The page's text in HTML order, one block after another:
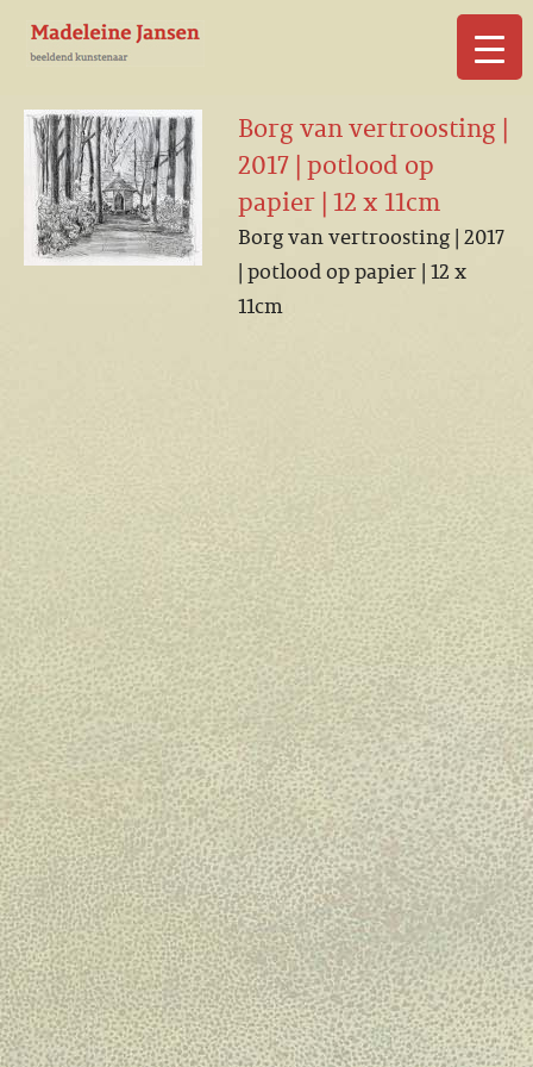
Borg van vertroosting |
2017 | potlood op
papier | 12 x 11cm
Borg van vertroosting | 2017
| potlood op papier | 12 x
11cm
▼